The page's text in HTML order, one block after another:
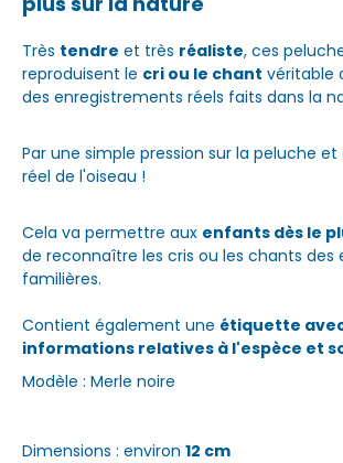
Très tendre et très réaliste, ces
reproduisent le cri ou le chant véritable
des enregistrements réels faits dans la
Par une simple pression sur la peluche
réel de l'oiseau !
Cela va permettre aux enfants dès le
de reconnaître les cris ou les chants des
familières.
Contient également une étiquette
informations relatives à l'espèce et
Modèle : Merle noire
Dimensions : environ 12 cm